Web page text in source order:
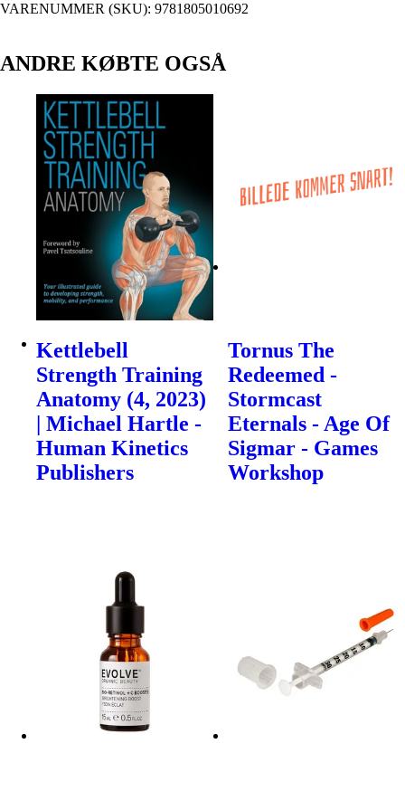
VARENUMMER (SKU): 9781805010692
ANDRE KØBTE OGSÅ
Kettlebell
Strength Training
Anatomy (4, 2023)
| Michael Hartle -
Human Kinetics
Publishers
Tornus The
Redeemed -
Stormcast
Eternals - Age Of
Sigmar - Games
Workshop